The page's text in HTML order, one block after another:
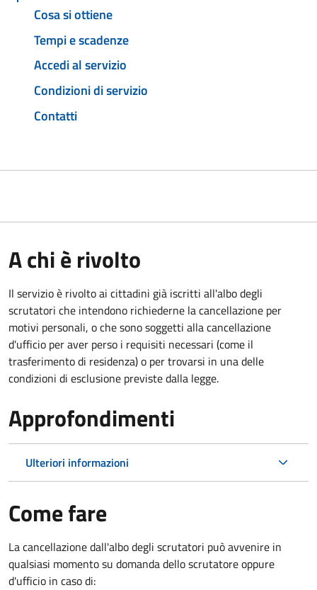
Cosa si ottiene
Tempi e scadenze
Accedi al servizio
Condizioni di servizio
Contatti
A chi è rivolto
Il servizio è rivolto ai cittadini già iscritti all'albo degli
scrutatori che intendono richiederne la cancellazione per
motivi personali, o che sono soggetti alla cancellazione
d'ufficio per aver perso i requisiti necessari (come il
trasferimento di residenza) o per trovarsi in una delle
condizioni di esclusione previste dalla legge.
Approfondimenti
Ulteriori informazioni
Come fare
La cancellazione dall'albo degli scrutatori può avvenire in
qualsiasi momento su domanda dello scrutatore oppure
d'ufficio in caso di: